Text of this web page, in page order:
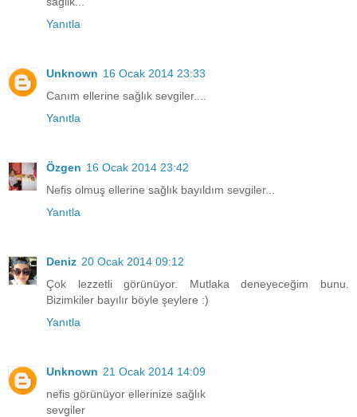
Yanıtla
Unknown 16 Ocak 2014 23:33
Canım ellerine sağlık sevgiler....
Yanıtla
Özgen 16 Ocak 2014 23:42
Nefis olmuş ellerine sağlık bayıldım sevgiler...
Yanıtla
Deniz 20 Ocak 2014 09:12
Çok lezzetli görünüyor. Mutlaka deneyeceğim bunu.
Bizimkiler bayılır böyle şeylere :)
Yanıtla
Unknown 21 Ocak 2014 14:09
nefis görünüyor ellerinize sağlık
sevgiler